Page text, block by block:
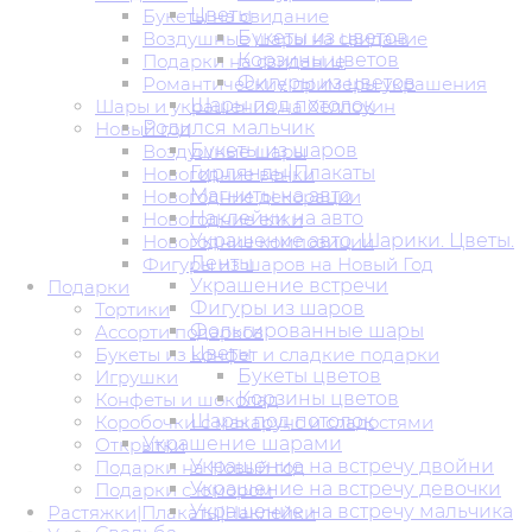
Букеты на свидание
Воздушные шары на свидание
Подарки на свидание
Романтические примеры украшения
Шары и украшения на Хеллоуин
Новый год
Воздушные шары
Новогодние венки
Новогодние декорации
Новогодние елки
Новогодние композиции
Фигуры из шаров на Новый Год
Подарки
Тортики
Ассорти подарков
Букеты из конфет и сладкие подарки
Игрушки
Конфеты и шоколад
Коробочки с макарунс и сладостями
Открытки
Подарки на Новый год
Подарки с юмором
Растяжки|Плакаты|Наклейки
Цветы
Букеты из цветов
Корзины цветов
Фигуры из цветов
Шары под потолок
Родился мальчик
Букеты из шаров
Гирлянды|Плакаты
Магниты на авто
Наклейки на авто
Украшение авто. Шарики. Цветы.
Ленты
Украшение встречи
Фигуры из шаров
Фольгированные шары
Цветы
Букеты цветов
Корзины цветов
Шары под потолок
Украшение шарами
Украшение на встречу двойни
Украшение на встречу девочки
Украшение на встречу мальчика